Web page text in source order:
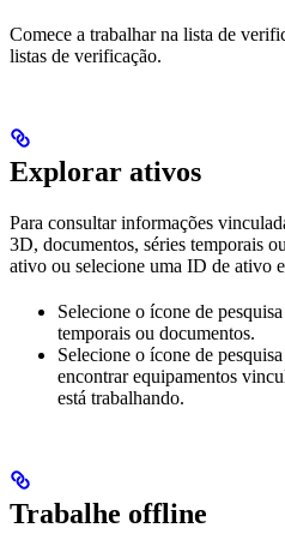
Comece a trabalhar na lista de
listas de verificação.
Explorar ativos
Para consultar informações
3D, documentos, séries temporais
ativo ou selecione uma ID de ativo
Selecione o ícone de pesquisa
temporais ou documentos.
Selecione o ícone de pesquisa
encontrar equipamentos
está trabalhando.
Trabalhe offline